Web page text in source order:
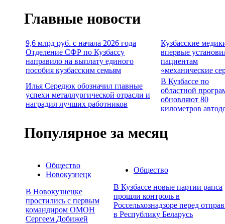
Главные новости
9,6 млрд руб. с начала 2026 года
Отделение СФР по Кузбассу
направило на выплату единого
пособия кузбасским семьям
Кузбасские
впервые
пациентам
«механические
Илья Середюк обозначил главные
успехи металлургической отрасли и
наградил лучших работников
В Кузбассе по
областной
обновляют 80
километров
Популярное за месяц
Общество
Новокузнецк
В Новокузнецке
простились с первым
командиром ОМОН
Сергеем Добижей
Общество
В Кузбассе новые партии рапса
прошли контроль в
Россельхознадзоре перед
в Республику Беларусь